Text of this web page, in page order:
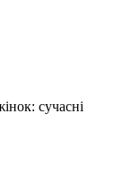
сучасні